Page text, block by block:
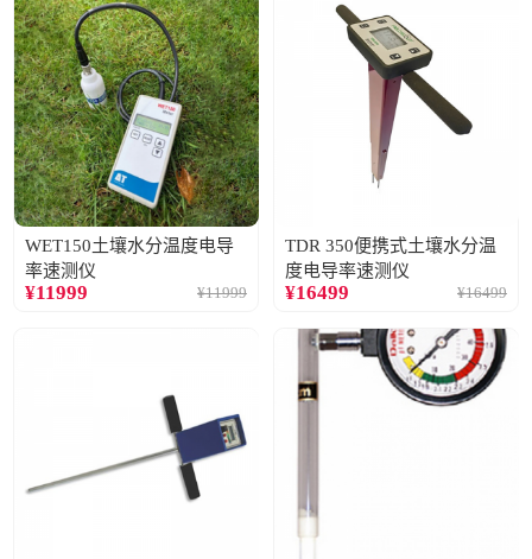
WET150土壤水分温度电导
率速测仪
¥11999 ¥11999
TDR 350便携式土壤水分温
度电导率速测仪
¥16499 ¥16499